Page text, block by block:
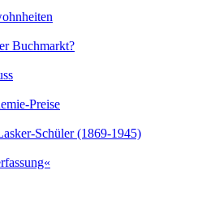
Buchmarkt?
Preise
Schüler (1869-1945)